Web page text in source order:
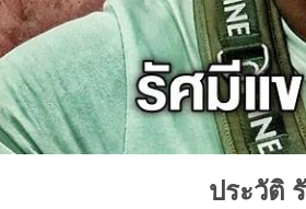
ประวัติ